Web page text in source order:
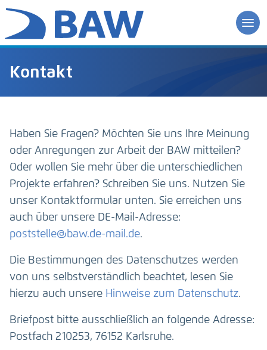
Kontakt
Haben Sie Fragen? Möchten Sie uns Ihre Meinung
oder Anregungen zur Arbeit der BAW mitteilen?
Oder wollen Sie mehr über die unterschiedlichen
Projekte erfahren? Schreiben Sie uns. Nutzen Sie
unser Kontaktformular unten. Sie erreichen uns
auch über unsere DE-Mail-Adresse:
poststelle@baw.de-mail.de.
Die Bestimmungen des Datenschutzes werden
von uns selbstverständlich beachtet, lesen Sie
hierzu auch unsere Hinweise zum Datenschutz.
Briefpost bitte ausschließlich an folgende Adresse:
Postfach 210253, 76152 Karlsruhe.